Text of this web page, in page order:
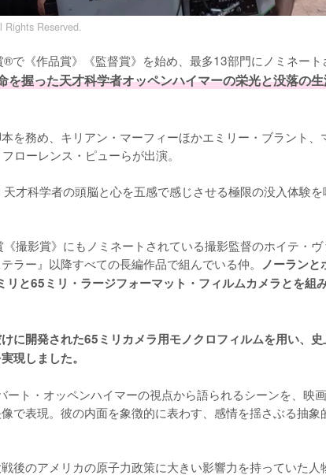
Rights Reserved.
で《作品賞》《監督賞》を始め、最多13部門にノミネート
を握った天才科学者オッペンハイマーの栄光と没落の
を務め、キリアン・マーフィーほかエミリー・ブラント
ローレンス・ピューらが出演。
才科学者の頭脳と心を五感で感じさせる極限の没入体験
撮影賞》にもノミネートされている撮影監督のホイテ・
ラー』以降すべての長編作品で組んでいる仲。 ノーランと
と65ミリ・ラージフォーマット・フィルムカメラとを組
に開発された65ミリカメラ用モノクロフィルムを用い、
現しました。
ート・オッペンハイマーの視点から語られるシーンを、映
で表現。彼の内面を象徴的に表わす、感情を揺さぶる抽
後のアメリカの原子力政策に大きい影響力を持っていた